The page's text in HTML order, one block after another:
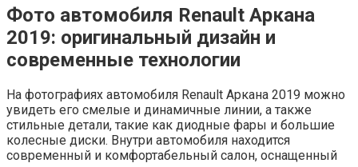
Фото автомобиля Renault Аркана
2019: оригинальный дизайн и
современные технологии
На фотографиях автомобиля Renault Аркана 2019 можно
увидеть его смелые и динамичные линии, а также
стильные детали, такие как диодные фары и большие
колесные диски. Внутри автомобиля находится
современный и комфортабельный салон, оснащенный